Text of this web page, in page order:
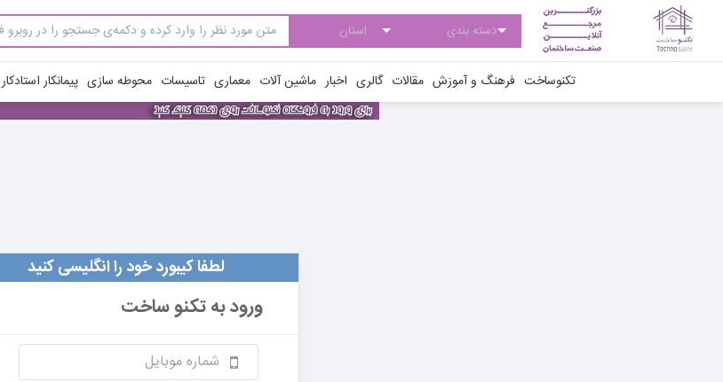
تکنوساخت فرهنگ و آموزش مقالات گالری اخبار ماشین آلات معماری تاسیسات محوطه سازی پیمانکار استادکار
لطفا کیبورد خود را انگلیسی کنید
ورود بهتکنو ساخت